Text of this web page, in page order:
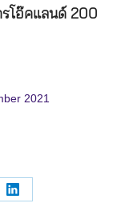
โอ๊คแลนด์ 200
2021
Share